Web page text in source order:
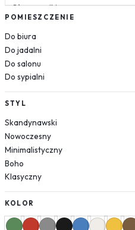
Słoneczniki
Miasta
Nowy Jork
Paryż
Wenecja
Warszawa
Natura
Liście
Rośliny
Drzewa
POMIESZCZENIE
Do biura
Do jadalni
Do salonu
Do sypialni
STYL
Skandynawski
Nowoczesny
Minimalistyczny
Boho
Klasyczny
KOLOR